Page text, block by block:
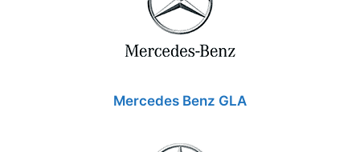
Mercedes Benz GLA